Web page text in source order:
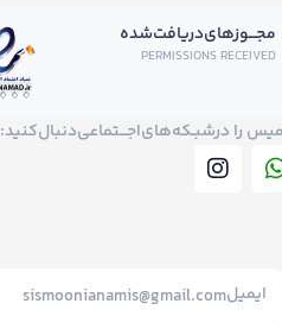
مجـــوز‌های‌دریافت‌شده
PERMISSIONS RECEIVED
را در‌‌شبـکه‌های‌اجـــتماعی‌دنبال‌کنید:
ایمیلsismoonianamis@gmail.com